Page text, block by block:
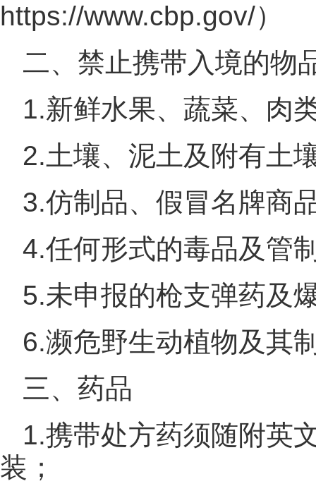
https://www.cbp.gov/）
二、禁止携带入境的物
1.新鲜水果、蔬菜、肉
2.土壤、泥土及附有土
3.仿制品、假冒名牌商
4.任何形式的毒品及管
5.未申报的枪支弹药及
6.濒危野生动植物及其
三、药品
1.携带处方药须随附英
装；